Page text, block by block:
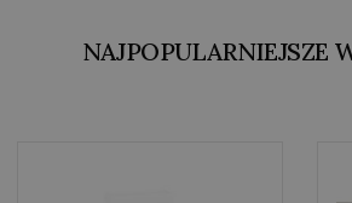
NAJPOPULARNIEJSZE